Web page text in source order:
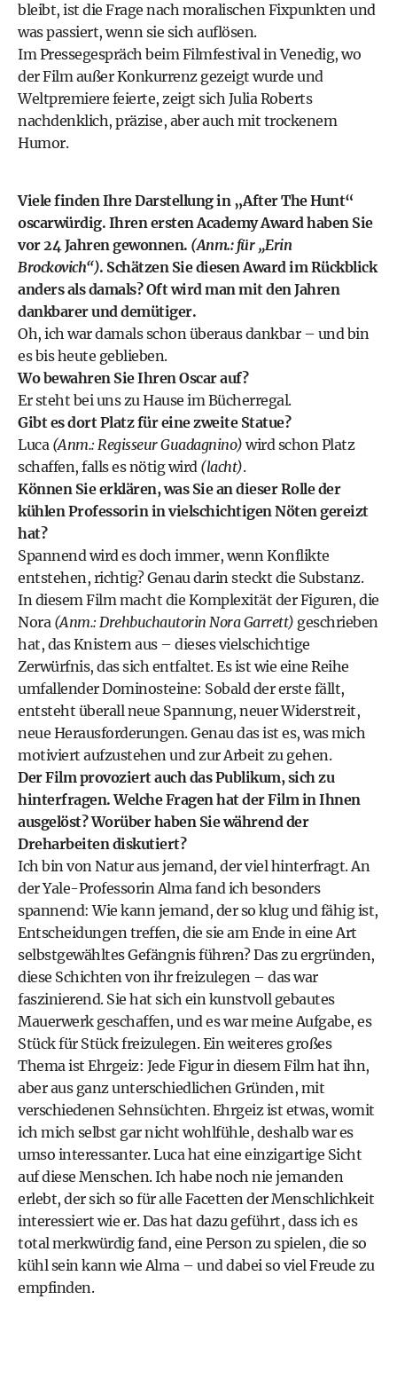
bleibt, ist die Frage nach moralischen Fixpunkten und
was passiert, wenn sie sich auflösen.
Im Pressegespräch beim Filmfestival in Venedig, wo
der Film außer Konkurrenz gezeigt wurde und
Weltpremiere feierte, zeigt sich Julia Roberts
nachdenklich, präzise, aber auch mit trockenem
Humor.
Viele finden Ihre Darstellung in „After The Hunt“
oscarwürdig. Ihren ersten Academy Award haben Sie
vor 24 Jahren gewonnen. (Anm.: für „Erin
Brockovich“). Schätzen Sie diesen Award im Rückblick
anders als damals? Oft wird man mit den Jahren
dankbarer und demütiger.
Oh, ich war damals schon überaus dankbar – und bin
es bis heute geblieben.
Wo bewahren Sie Ihren Oscar auf?
Er steht bei uns zu Hause im Bücherregal.
Gibt es dort Platz für eine zweite Statue?
Luca (Anm.: Regisseur Guadagnino) wird schon Platz
schaffen, falls es nötig wird (lacht).
Können Sie erklären, was Sie an dieser Rolle der
kühlen Professorin in vielschichtigen Nöten gereizt
hat?
Spannend wird es doch immer, wenn Konflikte
entstehen, richtig? Genau darin steckt die Substanz.
In diesem Film macht die Komplexität der Figuren, die
Nora(Anm.: Drehbuchautorin Nora Garrett) geschrieben
hat, das Knistern aus – dieses vielschichtige
Zerwürfnis, das sich entfaltet. Es ist wie eine Reihe
umfallender Dominosteine: Sobald der erste fällt,
entsteht überall neue Spannung, neuer Widerstreit,
neue Herausforderungen. Genau das ist es, was mich
motiviert aufzustehen und zur Arbeit zu gehen.
Der Film provoziert auch das Publikum, sich zu
hinterfragen. Welche Fragen hat der Film in Ihnen
ausgelöst? Worüber haben Sie während der
Dreharbeiten diskutiert?
Ich bin von Natur aus jemand, der viel hinterfragt. An
der Yale-Professorin Alma fand ich besonders
spannend: Wie kann jemand, der so klug und fähig ist,
Entscheidungen treffen, die sie am Ende in eine Art
selbstgewähltes Gefängnis führen? Das zu ergründen,
diese Schichten von ihr freizulegen – das war
faszinierend. Sie hat sich ein kunstvoll gebautes
Mauerwerk geschaffen, und es war meine Aufgabe, es
Stück für Stück freizulegen. Ein weiteres großes
Thema ist Ehrgeiz: Jede Figur in diesem Film hat ihn,
aber aus ganz unterschiedlichen Gründen, mit
verschiedenen Sehnsüchten. Ehrgeiz ist etwas, womit
ich mich selbst gar nicht wohlfühle, deshalb war es
umso interessanter. Luca hat eine einzigartige Sicht
auf diese Menschen. Ich habe noch nie jemanden
erlebt, der sich so für alle Facetten der Menschlichkeit
interessiert wie er. Das hat dazu geführt, dass ich es
total merkwürdig fand, eine Person zu spielen, die so
kühl sein kann wie Alma – und dabei so viel Freude zu
empfinden.